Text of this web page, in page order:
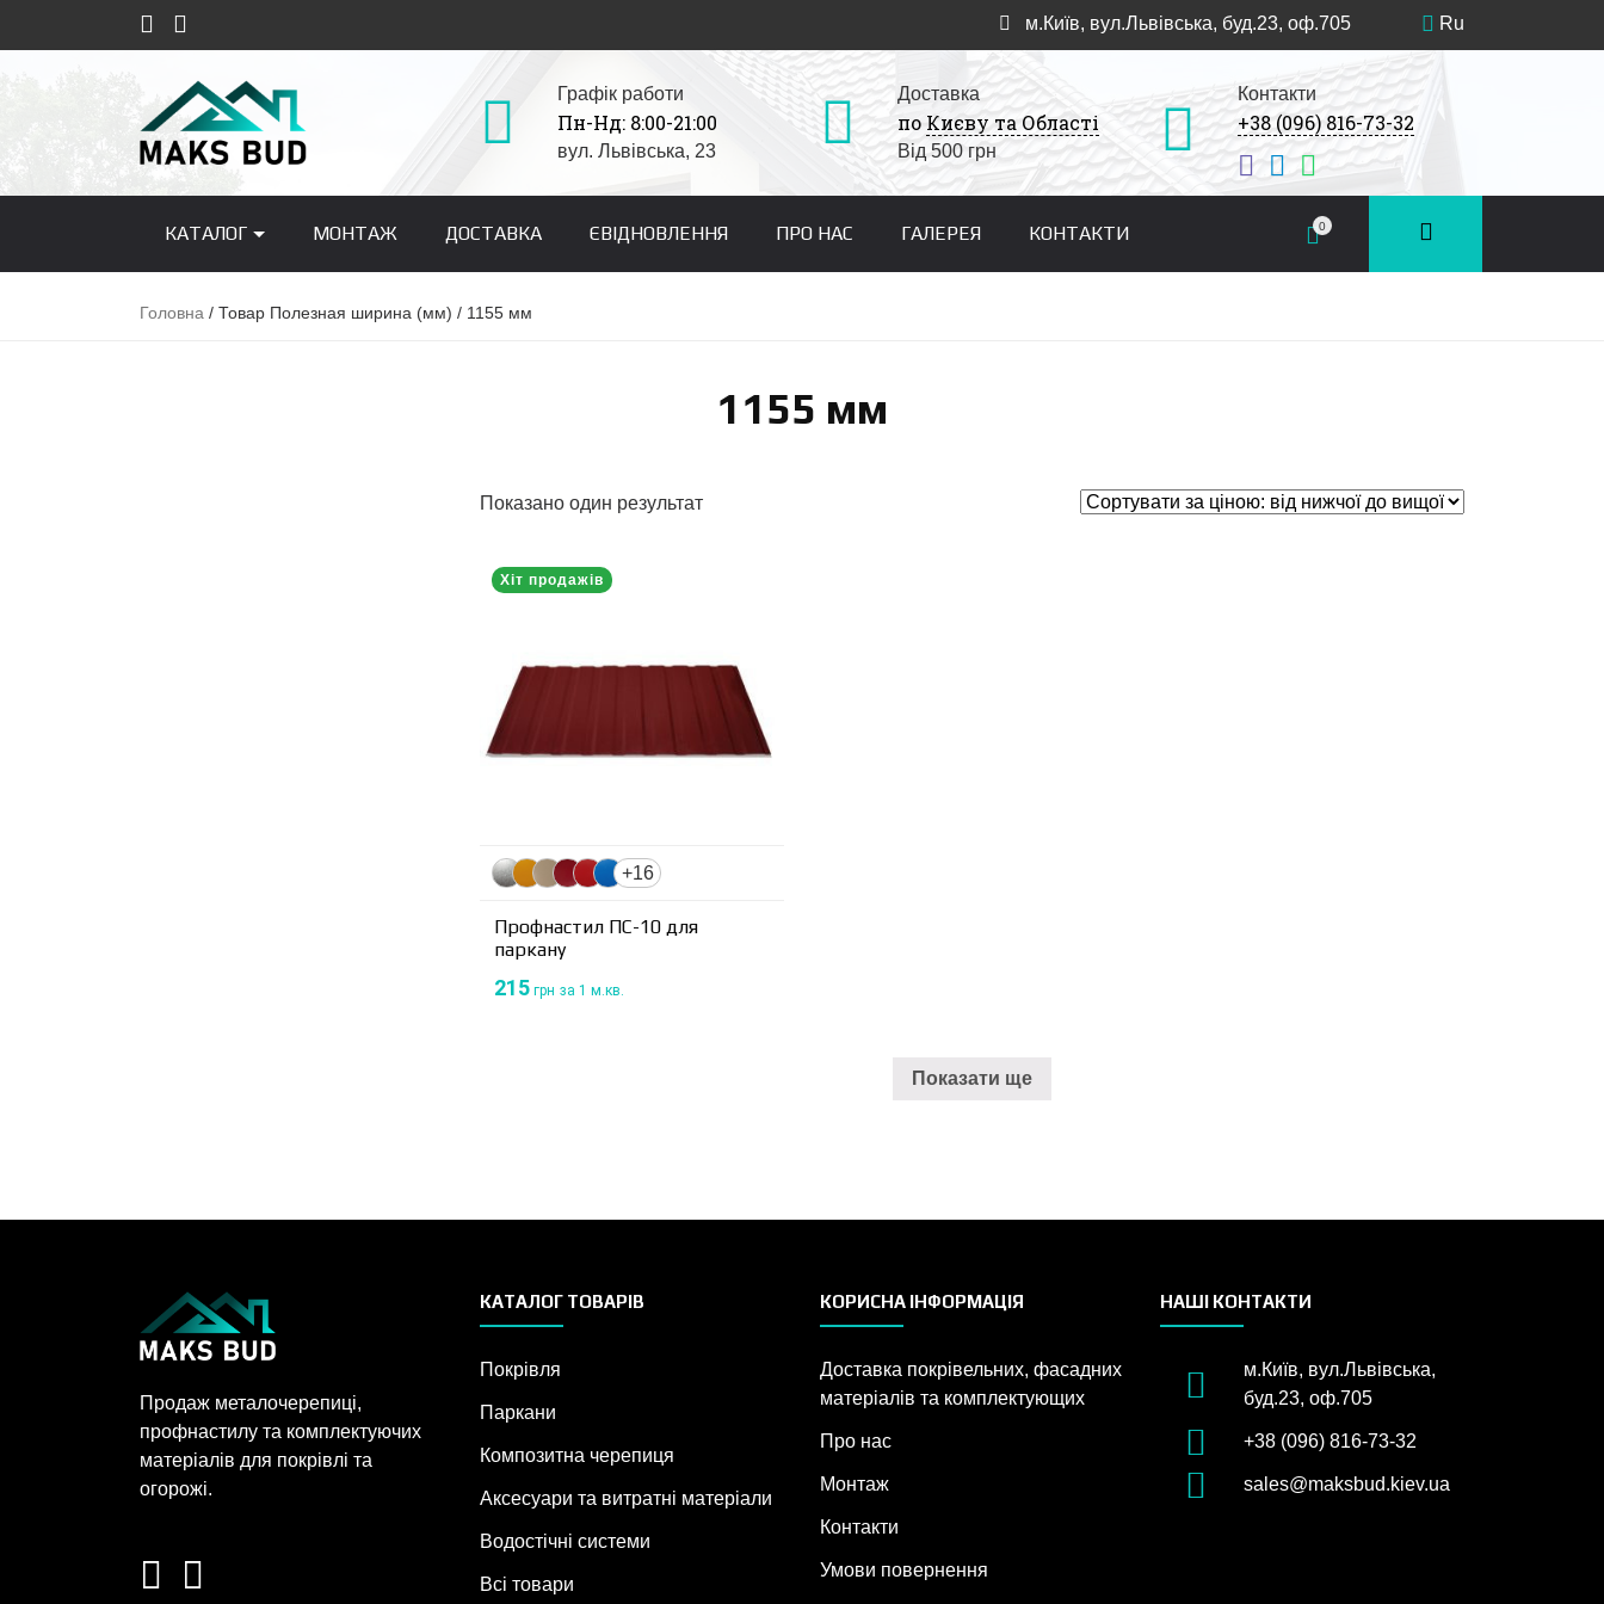
м.Київ, вул.Львівська, буд.23, оф.705 Ru
Графік работи
Пн-Нд: 8:00-21:00
вул. Львівська, 23
Доставка
по Києву та Області
Від 500 грн
Контакти
+38 (096) 816-73-32
КАТАЛОГ МОНТАЖ ДОСТАВКА ЄВІДНОВЛЕННЯ ПРО НАС ГАЛЕРЕЯ КОНТАКТИ 0
Головна / Товар Полезная ширина (мм) / 1155 мм
1155 мм
Показано один результат
Хіт продажів
+16
Профнастил ПС-10 для
паркану
215 грн за 1 м.кв.
Показати ще
Продаж металочерепиці,
профнастилу та комплектуючих
матеріалів для покрівлі та
огорожі.
КАТАЛОГ ТОВАРІВ
Покрівля
Паркани
Композитна черепиця
Аксесуари та витратні матеріали
Водостічні системи
Всі товари
КОРИСНА ІНФОРМАЦІЯ
Доставка покрівельних, фасадних
матеріалів та комплектующих
Про нас
Монтаж
Контакти
Умови повернення
НАШІ КОНТАКТИ
м.Київ, вул.Львівська,
буд.23, оф.705
+38 (096) 816-73-32
sales@maksbud.kiev.ua